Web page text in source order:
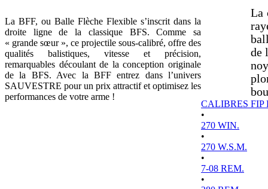
La BFF, ou Balle Flèche Flexible s’inscrit dans la
droite ligne de la classique BFS. Comme sa
« grande sœur », ce projectile sous-calibré, offre des
qualités balistiques, vitesse et précision,
remarquables découlant de la conception originale
de la BFS. Avec la BFF entrez dans l’univers
SAUVESTRE pour un prix attractif et optimisez les
performances de votre arme !
La
de
CALIBRES FIP
•
270 WIN.
•
270 W.S.M.
•
7-08 REM.
•